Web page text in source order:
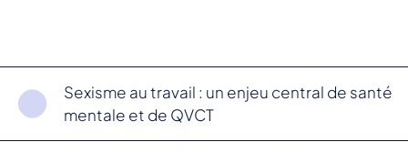
Sexisme au travail : un enjeu central de santé
mentale et de QVCT